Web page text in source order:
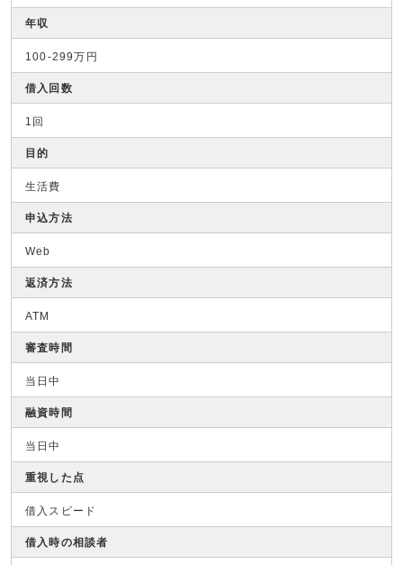
年収
100-299万円
借入回数
1回
目的
生活費
申込方法
Web
返済方法
ATM
審査時間
当日中
融資時間
当日中
重視した点
借入スピード
借入時の相談者